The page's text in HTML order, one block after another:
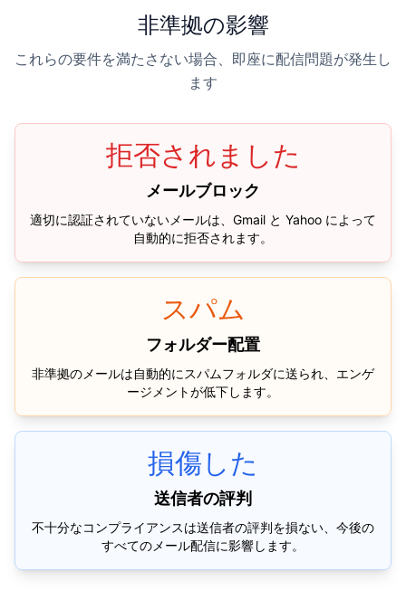
非準拠の影響
これらの要件を満たさない場合、即座に配信問題が発生し
ます
拒否されました
メールブロック
適切に認証されていないメールは、Gmail と Yahoo によって
自動的に拒否されます。
スパム
フォルダー配置
非準拠のメールは自動的にスパムフォルダに送られ、エンゲ
ージメントが低下します。
損傷した
送信者の評判
不十分なコンプライアンスは送信者の評判を損ない、今後の
すべてのメール配信に影響します。